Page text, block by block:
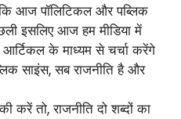
आज पॉलिटिकल और पब्लिक
इसलिए आज हम मीडिया में
के माध्यम से चर्चा करेंगे
साइंस, सब राजनीति है और
करें तो, राजनीति दो शब्दों का